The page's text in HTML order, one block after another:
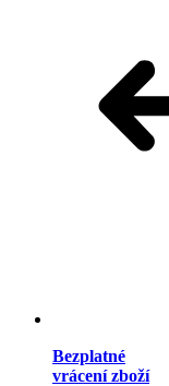
Bezplatné
vrácení zboží